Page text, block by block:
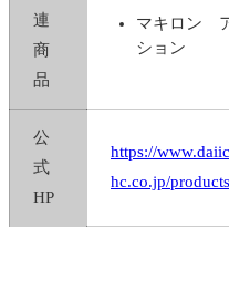
連
商
品
マキロン
ション
公
式
HP
https://
hc.co.jp/